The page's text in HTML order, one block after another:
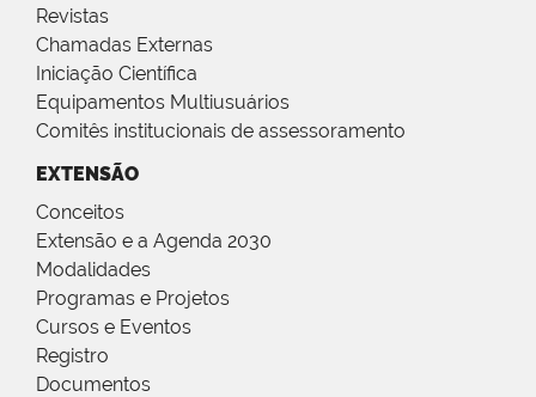
Revistas
Chamadas Externas
Iniciação Científica
Equipamentos Multiusuários
Comitês institucionais de assessoramento
EXTENSÃO
Conceitos
Extensão e a Agenda 2030
Modalidades
Programas e Projetos
Cursos e Eventos
Registro
Documentos